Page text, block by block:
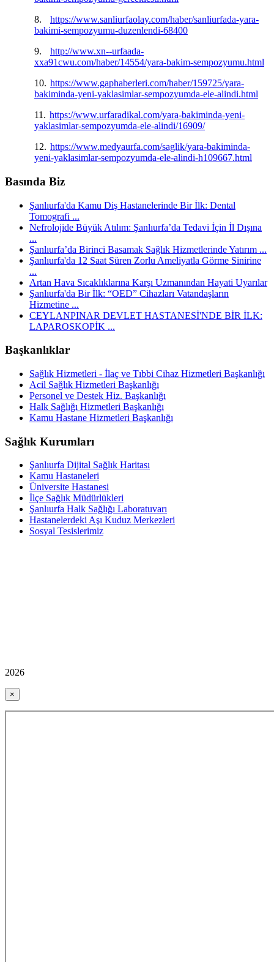
8.
https://www.sanliurfaolay.com/haber/sanliurfada-yara-
bakimi-sempozyumu-duzenlendi-68400
9.
http://www.xn--urfaada-
xxa91cwu.com/haber/14554/yara-bakim-sempozyumu.html
10. https://www.gaphaberleri.com/haber/159725/yara-
bakiminda-yeni-yaklasimlar-sempozyumda-ele-alindi.html
11. https://www.urfaradikal.com/yara-bakiminda-yeni-
yaklasimlar-sempozyumda-ele-alindi/16909/
12. https://www.medyaurfa.com/saglik/yara-bakiminda-
yeni-yaklasimlar-sempozyumda-ele-alindi-h109667.html
Basında Biz
Şanlıurfa'da Kamu Diş Hastanelerinde Bir İlk: Dental
Tomografi ...
Nefrolojide Büyük Atılım: Şanlıurfa’da Tedavi İçin İl Dışına
...
Şanlıurfa’da Birinci Basamak Sağlık Hizmetlerinde Yatırım ...
Şanlıurfa'da 12 Saat Süren Zorlu Ameliyatla Görme Sinirine
...
Artan Hava Sıcaklıklarına Karşı Uzmanından Hayati Uyarılar
Şanlıurfa'da Bir İlk: “OED” Cihazları Vatandaşların
Hizmetine ...
CEYLANPINAR DEVLET HASTANESİ'NDE BİR İLK:
LAPAROSKOPİK ...
Başkanlıklar
Sağlık Hizmetleri - İlaç ve Tıbbi Cihaz Hizmetleri Başkanlığı
Acil Sağlık Hizmetleri Başkanlığı
Personel ve Destek Hiz. Başkanlığı
Halk Sağlığı Hizmetleri Başkanlığı
Kamu Hastane Hizmetleri Başkanlığı
Sağlık Kurumları
Şanlıurfa Dijital Sağlık Haritası
Kamu Hastaneleri
Üniversite Hastanesi
İlçe Sağlık Müdürlükleri
Şanlıurfa Halk Sağlığı Laboratuvarı
Hastanelerdeki Aşı Kuduz Merkezleri
Sosyal Tesislerimiz
2026
×